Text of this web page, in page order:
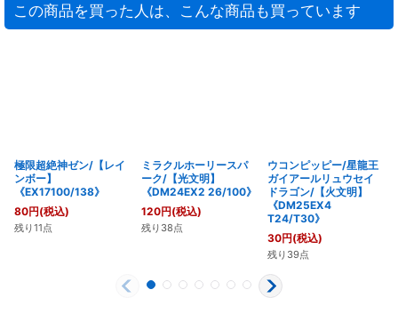
この商品を買った人は、こんな商品も買っています
極限超絶神ゼン/【レイ
ンボー】
《EX17100/138》
80円(税込)
残り11点
ミラクルホーリースパ
ーク/【光文明】
《DM24EX2 26/100》
120円(税込)
残り38点
ウコンピッピー/星龍王
ガイアールリュウセイ
ドラゴン/【火文明】
《DM25EX4
T24/T30》
30円(税込)
残り39点